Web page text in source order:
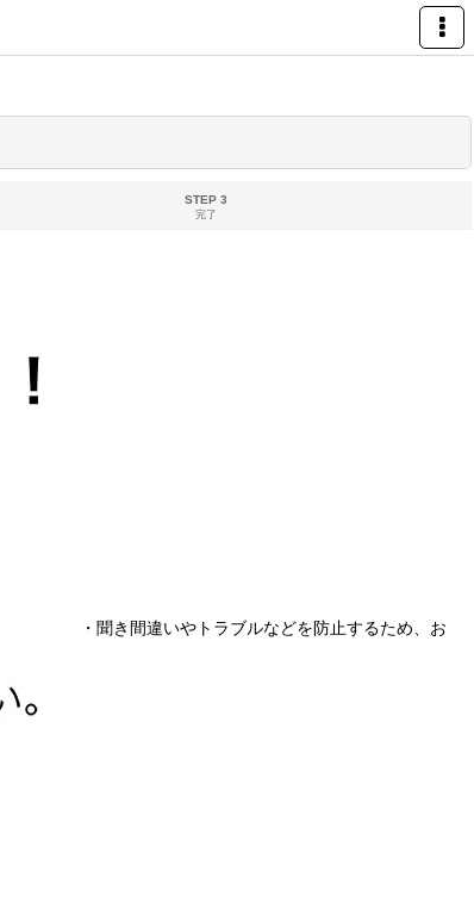
STEP 3
完了
・聞き間違いやトラブルなどを防止するため、お